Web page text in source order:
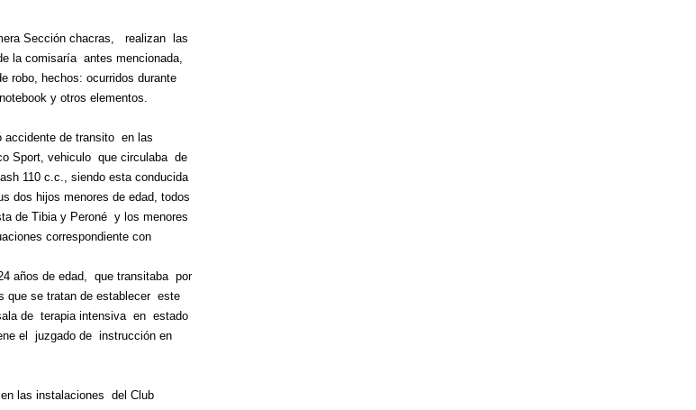
Sección chacras,
realizan
las
la comisaría antes mencionada,
robo, hechos: ocurridos durante
y otros elementos.
accidente de transito en las
Sport, vehiculo que circulaba de
110 c.c., siendo esta conducida
dos hijos menores de edad, todos
de Tibia y Peroné y los menores
correspondiente con
años de edad, que transitaba por
que se tratan de establecer este
de terapia intensiva en estado
el
juzgado de instrucción en
las instalaciones del Club